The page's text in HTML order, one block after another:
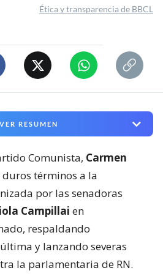
Ética y transparencia de BBCL
VER RESUMEN
Comunista, Carmen
duros términos a la
por las senadoras
Campillai en
respaldando
y lanzando severas
la parlamentaria de RN.